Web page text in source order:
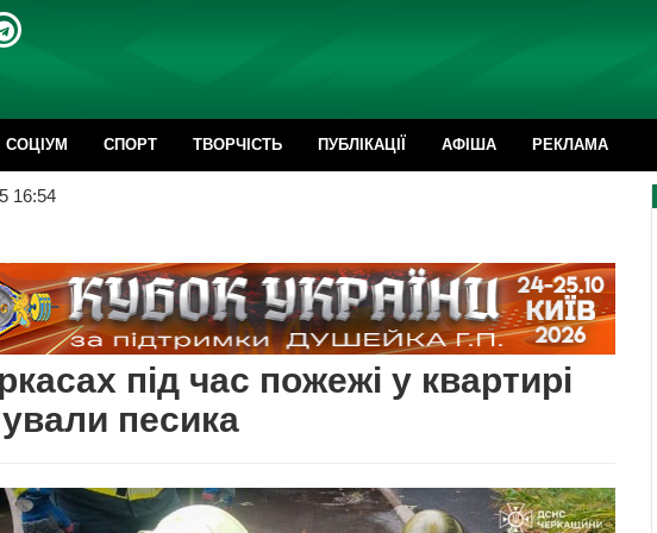
CОЦІУМ СПОРТ ТВОРЧІСТЬ ПУБЛІКАЦІЇ АФІША РЕКЛАМА
16:54
під час пожежі у квартирі
песика